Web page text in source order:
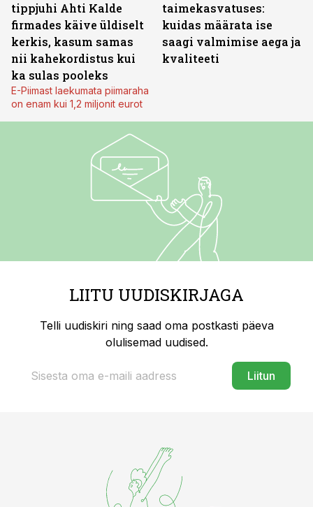
tippjuhi Ahti Kalde
firmades käive üldiselt
kerkis, kasum samas
nii kahekordistus kui
ka sulas pooleks
E-Piimast laekumata piimaraha
on enam kui 1,2 miljonit eurot
taimekasvatuses:
kuidas määrata ise
saagi valmimise aega ja
kvaliteeti
LIITU UUDISKIRJAGA
Telli uudiskiri ning saad oma postkasti päeva
olulisemad uudised.
Liitun